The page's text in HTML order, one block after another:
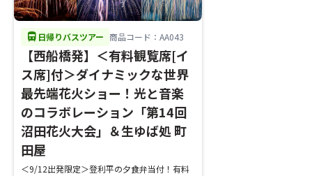
directions_bus 日帰りバスツアー 商品コード：AA043
【西船橋発】＜有料観覧席[イ
ス席]付＞ダイナミックな世界
最先端花火ショー！光と音楽
のコラボレーション「第14回
沼田花火大会」＆生ゆば処 町
田屋
＜9/12出発限定＞登利平の夕食弁当付！有料